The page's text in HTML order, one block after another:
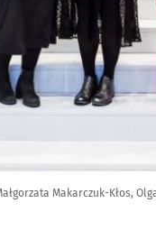
Makarczuk-Kłos,